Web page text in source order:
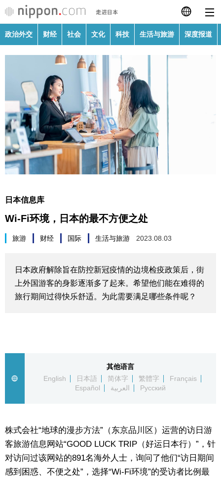
日本語
English
Français
Español
政治外交
财经
社会
生活与旅游
深度报道
视觉日本
日本信息库
日本一瞥
人物访谈
东京
政治外交 财经 社会 文化 科技 生活与旅游 深度报道
日本信息库
Wi-Fi环境，日本的最不方便之处
旅游 财经 国际 生活与旅游 2023.08.03
日本政府解除旨在防控新冠疫情的边境检疫政策后，街
上外国游客的身影逐渐多了起来。希望他们能在难得的
旅行期间过得快乐舒适。为此需要满足哪些条件呢？
其他语言
English
日本語 简体字 繁體字
Français
Español
العربية Русский
株式会社“地球的漫步方法”（东京品川区）运营的访日游
客旅游信息网站“GOOD LUCK TRIP（好运日本行）”，针
对访问过该网站的891名海外人士，询问了他们“访日期间
感到困惑、不便之处”，选择“Wi-Fi环境”的受访者比例最